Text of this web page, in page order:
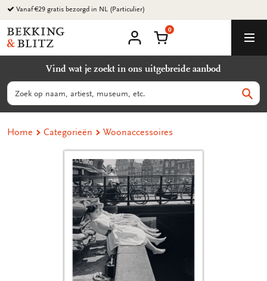
Ga
naar
content
Vanaf €29 gratis bezorgd in NL (Particulier)
Bekking
&
B.V.
account
Winkelmand
0
Vind wat je zoekt in ons uitgebreide aanbod
Zoeken
Home Categorieën Woonaccessoires